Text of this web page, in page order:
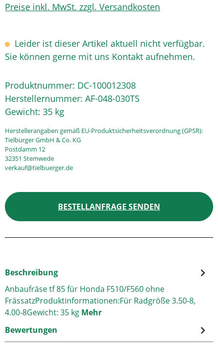
Preise inkl. MwSt. zzgl. Versandkosten
Leider ist dieser Artikel aktuell nicht verfügbar.
Sie können gerne mit uns Kontakt aufnehmen.
Produktnummer: DC-100012308
Herstellernummer: AF-048-030TS
Gewicht: 35 kg
Herstellerangaben gemäß EU-Produktsicherheitsverordnung (GPSR):
Tielbürger GmbH & Co. KG
Postdamm 12
32351 Stemwede
verkauf@tielbuerger.de
BESTELLANFRAGE SENDEN
Beschreibung
Anbaufräse tf 85 für Honda F510/F560 ohne
FrässatzProduktinformationen:Für Radgröße 3.50-8,
4.00-8Gewicht: 35 kg Mehr
Bewertungen